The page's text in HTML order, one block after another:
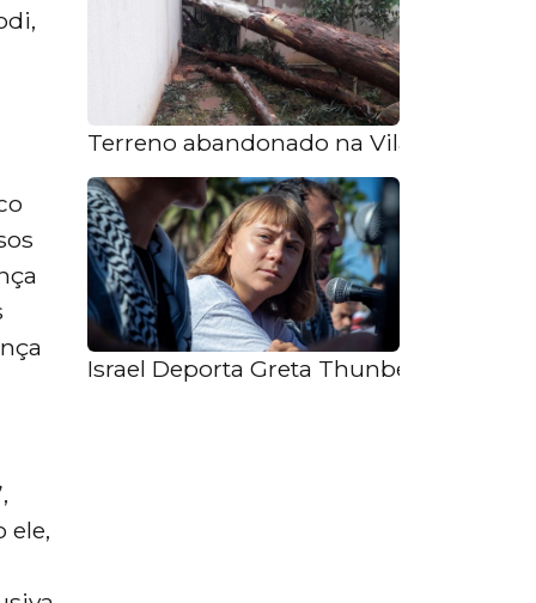
ele,
Terreno abandonado na Vila Endres
Israel Deporta Greta Thunberg e Mais